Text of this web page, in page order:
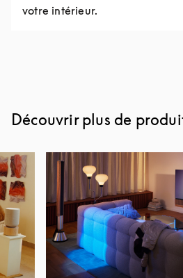
votre intérieur.
Découvrir plus de